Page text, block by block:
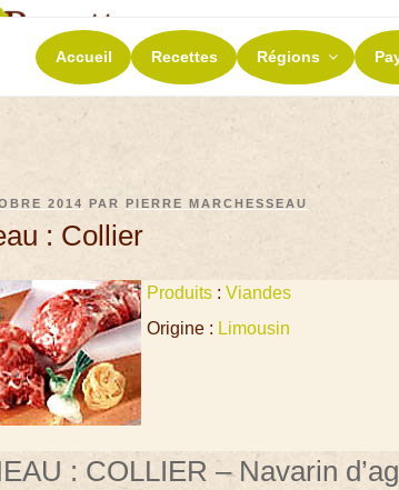
RECETTES
La richesse de nos
Accueil Recettes Régions
2014 PARPIERRE MARCHESSEAU
: Collier
Produits :Viandes
Origine : Limousin
: COLLIER – Navarin